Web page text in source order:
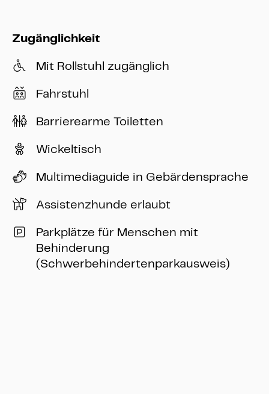
Zugänglichkeit
Mit Rollstuhl zugänglich
Fahrstuhl
Barrierearme Toiletten
Wickeltisch
Multimediaguide in Gebärdensprache
Assistenzhunde erlaubt
Parkplätze für Menschen mit
Behinderung
(Schwerbehindertenparkausweis)